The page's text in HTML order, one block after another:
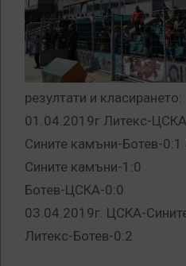
резултати и класирането:
01.04.2019г Литекс-
Сините камъни-Ботев-
Сините камъни-1:0
Ботев-ЦСКА-0:0
03.04.2019г. ЦСКА-
Литекс-Ботев-0:2